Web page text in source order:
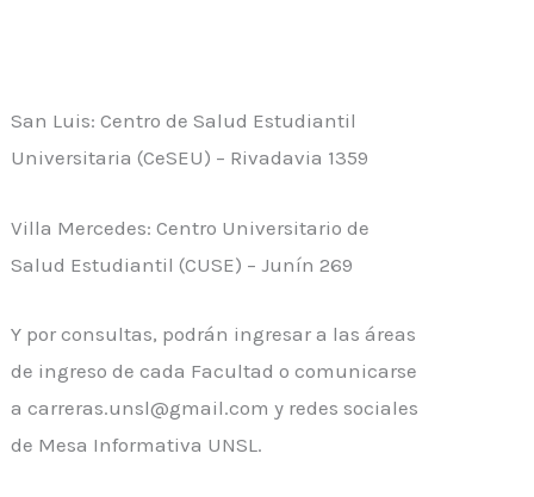
San Luis: Centro de Salud Estudiantil
Universitaria (CeSEU) – Rivadavia 1359
Villa Mercedes: Centro Universitario de
Salud Estudiantil (CUSE) – Junín 269
Y por consultas, podrán ingresar a las áreas
de ingreso de cada Facultad o comunicarse
a carreras.unsl@gmail.com y redes sociales
de Mesa Informativa UNSL.